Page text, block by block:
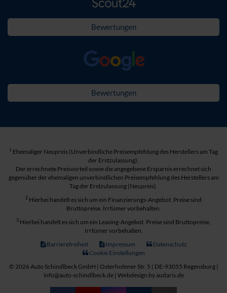
Bewertungen
Bewertungen
1 Ehemaliger Neupreis (Unverbindliche Preisempfehlung des Herstellers am Tag
der Erstzulassung).
Der errechnete Preisvorteil sowie die angegebene Ersparnis errechnet sich
gegenüber der ehemaligen unverbindlichen Preisempfehlung des Herstellers am
Tag der Erstzulassung (Neupreis).
2 Hierbei handelt es sich um ein Finanzierungs-Angebot. Preise sind
Bruttopreise. Irrtümer vorbehalten.
3 Hierbei handelt es sich um ein Leasing-Angebot. Preise sind Bruttopreise.
Irrtümer vorbehalten.
Barrierefreiheit
Impressum
Datenschutz
Cookie Einstellungen
© 2026 Auto Schindlbeck GmbH | Osterhofener Str. 5 | DE-93055 Regensburg |
info@auto-schindlbeck.de | Webdesign by audaris.de